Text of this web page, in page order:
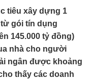
tiêu xây dựng 1
gói tín dụng
145.000 tỷ đồng)
nhà cho người
ngân được khoảng
thấy các doanh